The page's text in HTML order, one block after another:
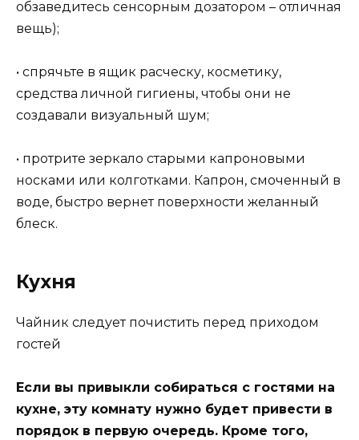
обзаведитесь сенсорным дозатором – отличная
вещь);
• спрячьте в ящик расческу, косметику,
средства личной гигиены, чтобы они не
создавали визуальный шум;
• протрите зеркало старыми капроновыми
носками или колготками. Капрон, смоченный в
воде, быстро вернет поверхности желанный
блеск.
Кухня
Чайник следует почистить перед приходом
гостей
Если вы привыкли собираться с гостями на
кухне, эту комнату нужно будет привести в
порядок в первую очередь. Кроме того,